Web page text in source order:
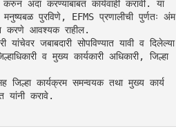
अदा करण्याबाबत कार्यवाही करावी. या
मनुष्यबळ पुरविणे, EFMS प्रणालीची पुर्णतः अंम
करणे आवश्यक राहील.
यांचेवर जबाबदारी सोपविण्यात यावी व दिलेल्या
व मुख्य कार्यकारी अधिकारी, जिल्हा
सह जिल्हा कार्यक्रम समन्वयक तथा मुख्य कार्य
यांनी करावे.